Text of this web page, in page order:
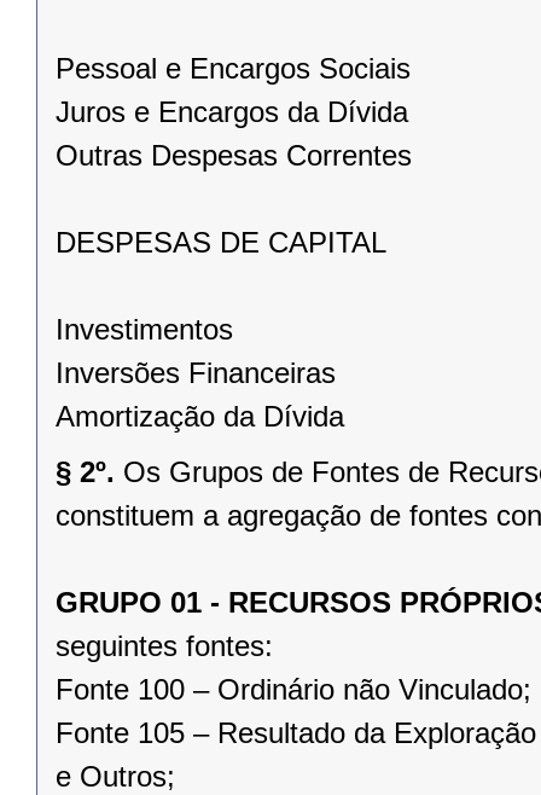
Pessoal e Encargos Sociais
Juros e Encargos da Dívida
Outras Despesas Correntes
DESPESAS DE CAPITAL
Investimentos
Inversões Financeiras
Amortização da Dívida
§ 2º. Os Grupos de Fontes de
constituem a agregação de fontes
GRUPO 01 - RECURSOS
seguintes fontes:
Fonte 100 – Ordinário não Vinculado;
Fonte 105 – Resultado da
e Outros;